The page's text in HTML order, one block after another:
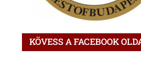
KÖVESS A FACEBOOK